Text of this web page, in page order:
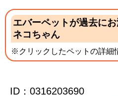
エバーペットが過去に
ネコちゃん
※クリックしたペットの詳細
ID：0316203690